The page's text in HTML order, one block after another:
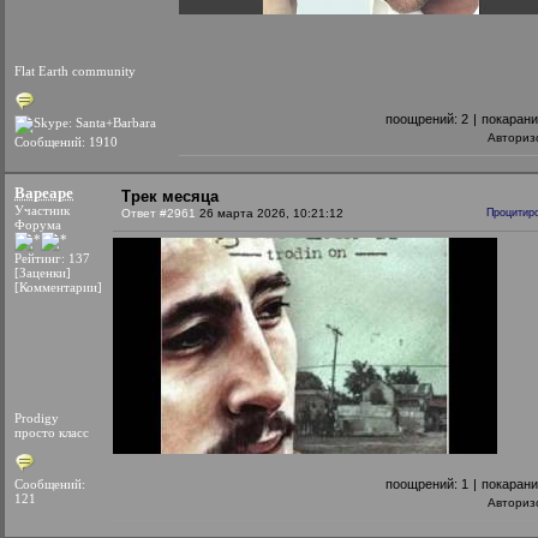
Flat Earth community
Сообщений: 1910
поощрений: 2 |
Bapeape
Участник
Форума
Рейтинг: 137
[Заценки]
[Комментарии]
Prodigy
просто класс
Сообщений:
121
Трек месяца
Ответ #2961 26 марта 2026, 10:21:12
поощрений: 1 |